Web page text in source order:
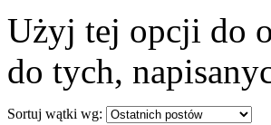
Użyj tej opcji do
do tych,
Sortuj wątki wg: